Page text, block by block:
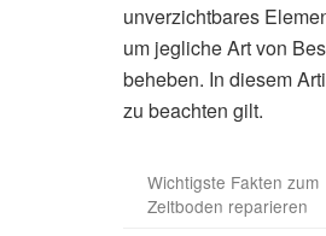
unverzichtbares
um jegliche Art von
beheben. In diesem
zu beachten gilt.
Wichtigste Fakten zum
Zeltboden reparieren